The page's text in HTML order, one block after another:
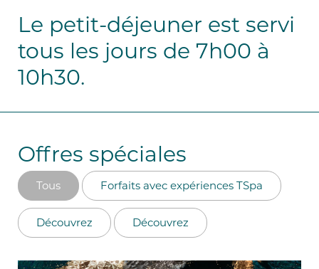
Le petit-déjeuner est servi
tous les jours de 7h00 à
10h30.
Offres spéciales
Tous Forfaits avec expériences TSpa
Découvrez Découvrez